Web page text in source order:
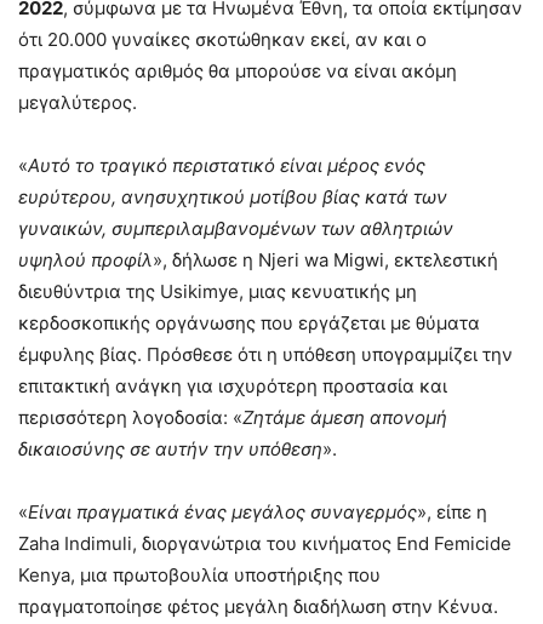
2022, σύμφωνα με τα Ηνωμένα Έθνη, τα οποία εκτίμησαν
ότι 20.000 γυναίκες σκοτώθηκαν εκεί, αν και ο
πραγματικός αριθμός θα μπορούσε να είναι ακόμη
μεγαλύτερος.
«Αυτό το τραγικό περιστατικό είναι μέρος ενός
ευρύτερου, ανησυχητικού μοτίβου βίας κατά των
γυναικών, συμπεριλαμβανομένων των αθλητριών
υψηλού προφίλ», δήλωσε η Njeri wa Migwi, εκτελεστική
διευθύντρια της Usikimye, μιας κενυατικής μη
κερδοσκοπικής οργάνωσης που εργάζεται με θύματα
έμφυλης βίας. Πρόσθεσε ότι η υπόθεση υπογραμμίζει την
επιτακτική ανάγκη για ισχυρότερη προστασία και
περισσότερη λογοδοσία: «Ζητάμε άμεση απονομή
δικαιοσύνης σε αυτήν την υπόθεση».
«Είναι πραγματικά ένας μεγάλος συναγερμός», είπε η
Zaha Indimuli, διοργανώτρια του κινήματος End Femicide
Kenya, μια πρωτοβουλία υποστήριξης που
πραγματοποίησε φέτος μεγάλη διαδήλωση στην Κένυα.